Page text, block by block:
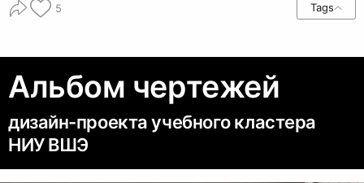
5 Tags
Альбом чертежей
дизайн-проекта учебного кластера
НИУ ВШЭ